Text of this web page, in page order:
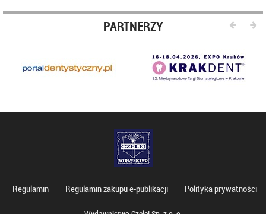
PARTNERZY
Regulamin Regulamin zakupu e-publikacji Polityka prywatności